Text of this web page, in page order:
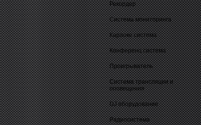
Рекордер
Система мониторинга
Караоке система
Конференц система
Проигрыватель
Система трансляции и
оповещения
DJ оборудование
Радиосистема